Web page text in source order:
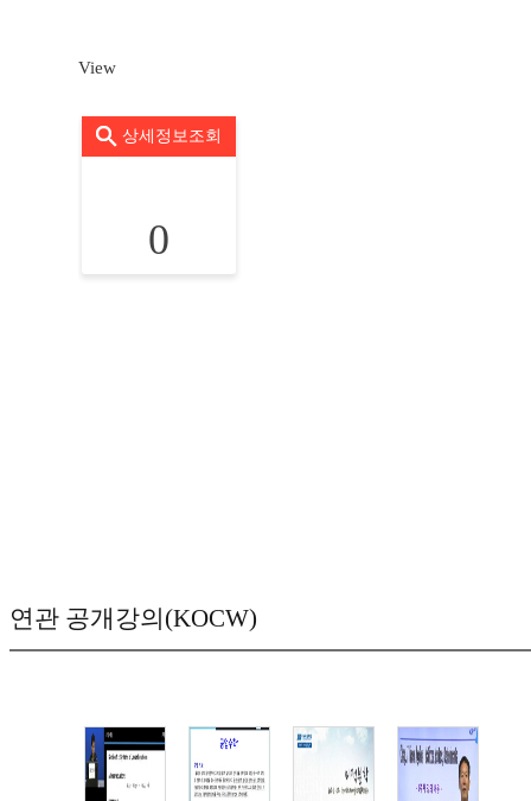
View
상세정보조회
0
연관 공개강의(KOCW)